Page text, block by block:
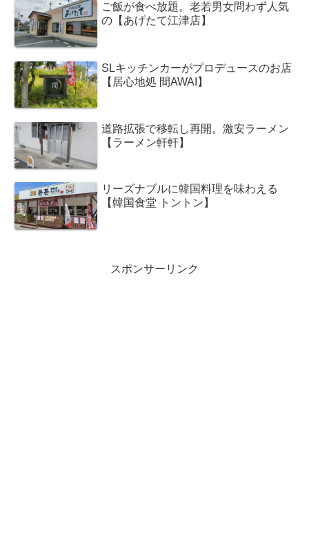
ご飯が食べ放題。老若男女問わず人気
の【あげたて江津店】
SLキッチンカーがプロデュースのお店
【居心地処 間AWAI】
道路拡張で移転し再開。激安ラーメン
【ラーメン軒軒】
リーズナブルに韓国料理を味わえる
【韓国食堂 トントン】
スポンサーリンク